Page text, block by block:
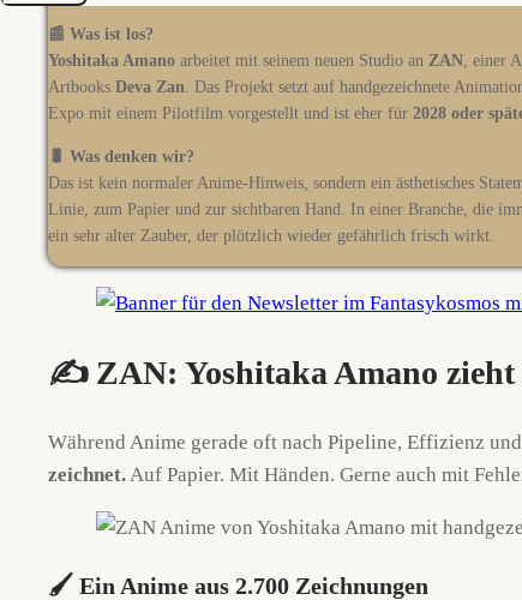
📰 Was ist los?
Yoshitaka Amano arbeitet mit seinem neuen Studio an ZAN, einer
Artbooks Deva Zan. Das Projekt setzt auf handgezeichnete
Expo mit einem Pilotfilm vorgestellt und ist eher für 2028 oder
🐛 Was denken wir?
Das ist kein normaler Anime-Hinweis, sondern ein ästhetisches
Linie, zum Papier und zur sichtbaren Hand. In einer Branche, die
ein sehr alter Zauber, der plötzlich wieder gefährlich frisch wirkt.
✍️ ZAN: Yoshitaka Amano zieht
Während Anime gerade oft nach Pipeline, Effizienz
zeichnet. Auf Papier. Mit Händen. Gerne auch mit
🖌️ Ein Anime aus 2.700 Zeichnungen